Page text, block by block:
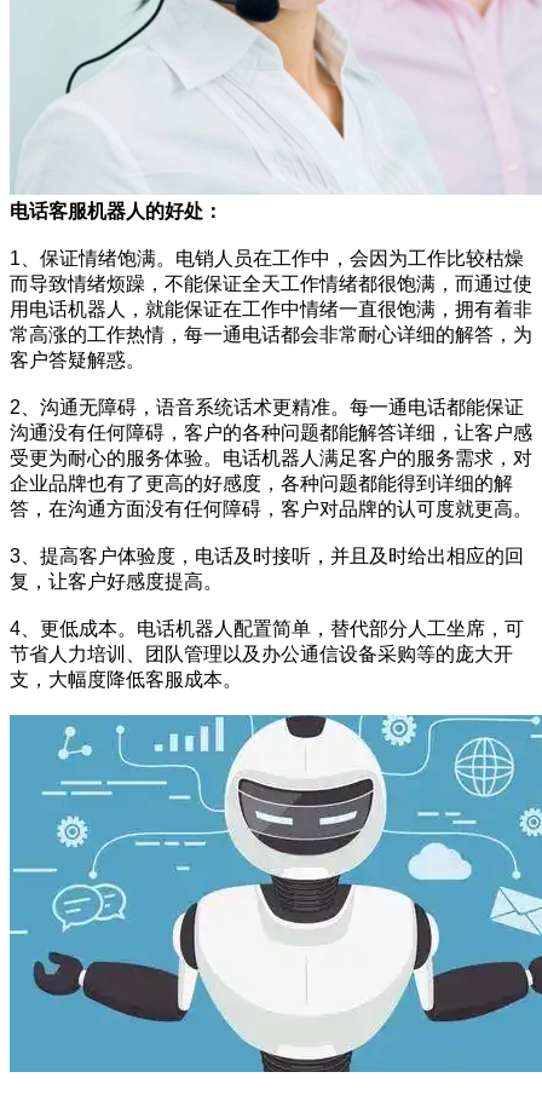
电话客服机器人的好处：
1、保证情绪饱满。电销人员在工作中，会因为工作比较枯燥
而导致情绪烦躁，不能保证全天工作情绪都很饱满，而通过使
用电话机器人，就能保证在工作中情绪一直很饱满，拥有着非
常高涨的工作热情，每一通电话都会非常耐心详细的解答，为
客户答疑解惑。
2、沟通无障碍，语音系统话术更精准。每一通电话都能保证
沟通没有任何障碍，客户的各种问题都能解答详细，让客户感
受更为耐心的服务体验。电话机器人满足客户的服务需求，对
企业品牌也有了更高的好感度，各种问题都能得到详细的解
答，在沟通方面没有任何障碍，客户对品牌的认可度就更高。
3、提高客户体验度，电话及时接听，并且及时给出相应的回
复，让客户好感度提高。
4、更低成本。电话机器人配置简单，替代部分人工坐席，可
节省人力培训、团队管理以及办公通信设备采购等的庞大开
支，大幅度降低客服成本。